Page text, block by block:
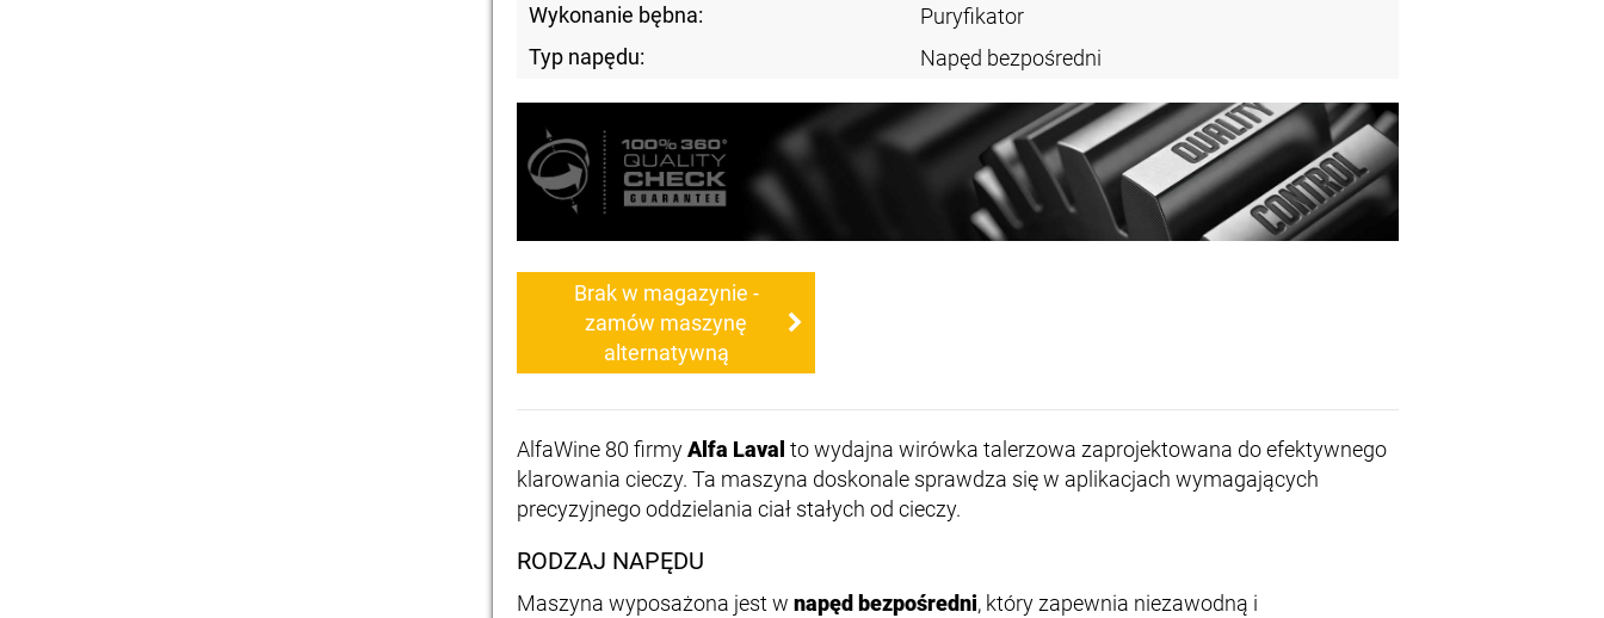
Wykonanie bębna:
Puryfikator
Typ napędu:
Napęd bezpośredni
Brak w magazynie -
zamów maszynę
alternatywną
AlfaWine 80 firmyAlfa Laval to wydajna wirówka talerzowa zaprojektowana do efektywnego
klarowania cieczy. Ta maszyna doskonale sprawdza się w aplikacjach wymagających
precyzyjnego oddzielania ciał stałych od cieczy.
RODZAJ NAPĘDU
Maszyna wyposażona jest w napęd bezpośredni, który zapewnia niezawodną i